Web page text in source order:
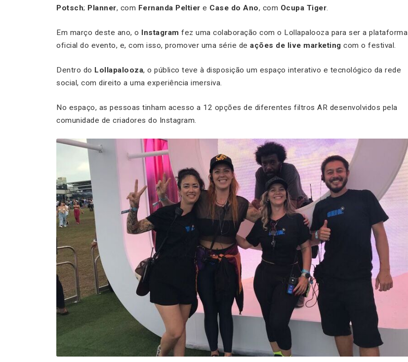
Potsch; Planner, com Fernanda Peltier e Case do Ano, com Ocupa Tiger.
Em março deste ano, o Instagram fez uma colaboração com o Lollapalooza para ser a plataforma
oficial do evento, e, com isso, promover uma série de ações de live marketing com o festival.
Dentro do Lollapalooza, o público teve à disposição um espaço interativo e tecnológico da rede
social, com direito a uma experiência imersiva.
No espaço, as pessoas tinham acesso a 12 opções de diferentes filtros AR desenvolvidos pela
comunidade de criadores do Instagram.